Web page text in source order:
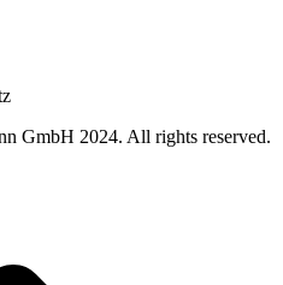
GmbH 2024. All rights reserved.